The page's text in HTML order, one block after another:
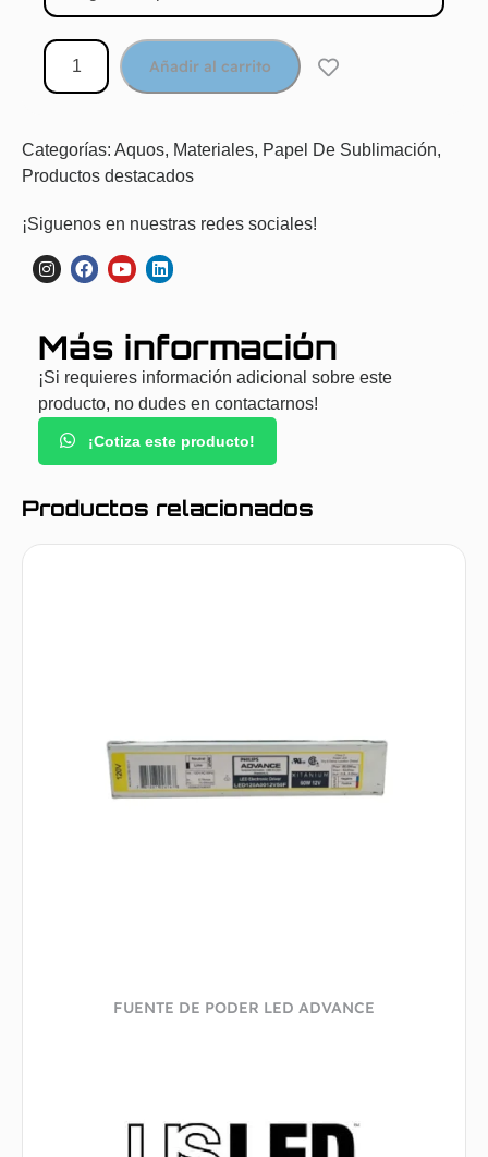
Añadir al carrito
Categorías: Aquos, Materiales, Papel De Sublimación,
Productos destacados
¡Siguenos en nuestras redes sociales!
Más información
¡Si requieres información adicional sobre este
producto, no dudes en contactarnos!
¡Cotiza este producto!
Productos relacionados
FUENTE DE PODER LED ADVANCE